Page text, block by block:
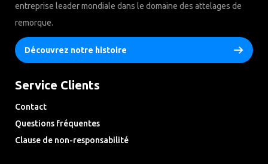
entreprise leader mondiale dans le domaine des attelages de
remorque.
Découvrez notre histoire
Service Clients
Contact
Questions fréquentes
Clause de non-responsabilité